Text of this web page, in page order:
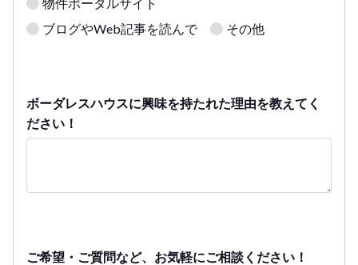
ブログやWeb記事を読んで
その他
ボーダレスハウスに興味を持たれた理由を教えてく
ださい！
ご希望・ご質問など、お気軽にご相談ください！